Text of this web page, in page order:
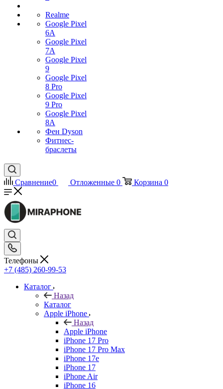
Realme
Google Pixel
6A
Google Pixel
7А
Google Pixel
9
Google Pixel
8 Pro
Google Pixel
9 Pro
Google Pixel
8A
Фен Dyson
Фитнес-
браслеты
Сравнение0 Отложенные 0 Корзина 0
Телефоны
+7 (485) 260-99-53
Каталог
Назад
Каталог
Apple iPhone
Назад
Apple iPhone
iPhone 17 Pro
iPhone 17 Pro Max
iPhone 17e
iPhone 17
iPhone Air
iPhone 16